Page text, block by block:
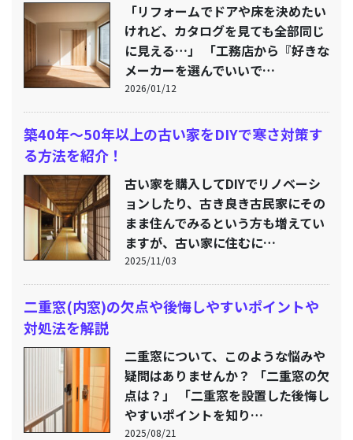
「リフォームでドアや床を決めたい
けれど、カタログを見ても全部同じ
に見える…」 「工務店から『好きな
メーカーを選んでいいで…
2026/01/12
築40年〜50年以上の古い家をDIYで寒さ対策す
る方法を紹介！
古い家を購入してDIYでリノベーシ
ョンしたり、古き良き古民家にその
まま住んでみるという方も増えてい
ますが、古い家に住むに…
2025/11/03
二重窓(内窓)の欠点や後悔しやすいポイントや
対処法を解説
二重窓について、このような悩みや
疑問はありませんか？ 「二重窓の欠
点は？」 「二重窓を設置した後悔し
やすいポイントを知り…
2025/08/21